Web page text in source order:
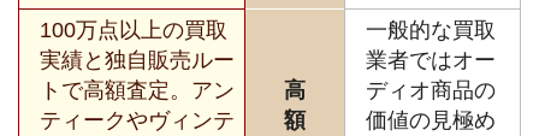
100万点以上の買取
実績と独自販売ルー
トで高額査定。アン
ティークやヴィンテ
高
額
一般的な買取
業者ではオー
ディオ商品の
価値の見極め